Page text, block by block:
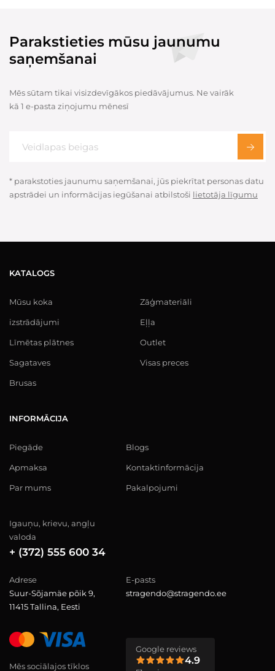
Parakstieties mūsu jaunumu
saņemšanai
Mēs sūtam tikai visizdevīgākos piedāvājumus. Ne vairāk
kā 1 e-pasta ziņojumu mēnesī
* parakstoties jaunumu saņemšanai, jūs piekrītat personas datu
apstrādei un informācijas iegūšanai atbilstoši lietotāja līgumu
KATALOGS
Mūsu koka
izstrādājumi
Līmētas plātnes
Sagataves
Brusas
Zāģmateriāli
Eļļa
Outlet
Visas preces
INFORMĀCIJA
Piegāde
Apmaksa
Par mums
Blogs
Kontaktinformācija
Pakalpojumi
Igauņu, krievu, angļu
valoda
+ (372) 555 600 34
Adrese
Suur-Sõjamäe põik 9,
11415 Tallina, Eesti
E-pasts
stragendo@stragendo.ee
Mēs sociālajos tīklos
Google reviews
4.9